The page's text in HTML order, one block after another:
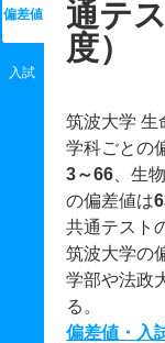
偏差値
入試
通テ
度）
筑波大学 生
学科ごとの
3～66 、生
の偏差値は
共通テスト
筑波大学の
学部や法政
る。
偏差値・入